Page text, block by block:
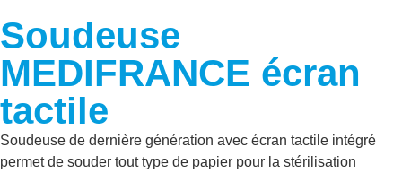
Soudeuse
MEDIFRANCE écran
tactile
Soudeuse de dernière génération avec écran tactile intégré
permet de souder tout type de papier pour la stérilisation